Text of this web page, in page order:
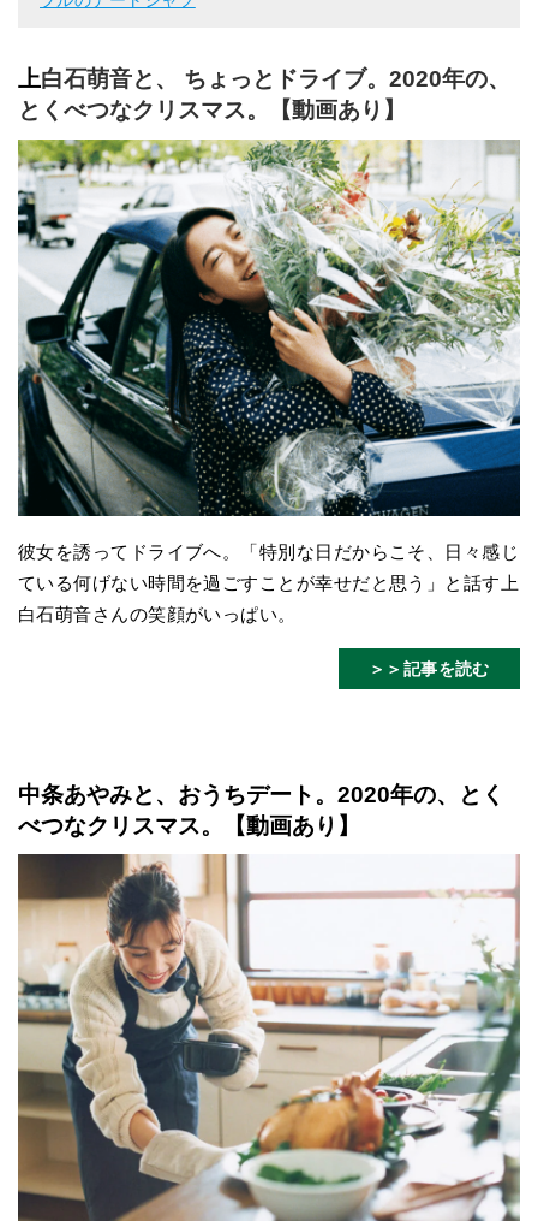
上白石萌音と、 ちょっとドライブ。2020年の、
とくべつなクリスマス。【動画あり】
彼女を誘ってドライブへ。「特別な日だからこそ、日々感じ
ている何げない時間を過ごすことが幸せだと思う」と話す上
白石萌音さんの笑顔がいっぱい。
＞＞記事を読む
中条あやみと、おうちデート。2020年の、とく
べつなクリスマス。【動画あり】